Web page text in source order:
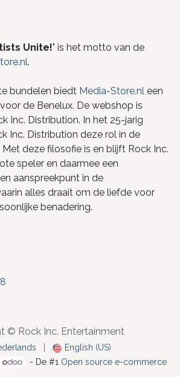
Unite!" is het motto van de
.
bundelen biedt Media-Store.nl een
de Benelux. De webshop is
Inc. Distribution. In het 25-jarig
Inc. Distribution deze rol in de
Met deze filosofie is en blijft Rock Inc.
speler en daarmee een
aanspreekpunt in de
alles draait om de liefde voor
benadering.
© Rock Inc. Entertainment
English (US)
- De #1 Open source e-commerce